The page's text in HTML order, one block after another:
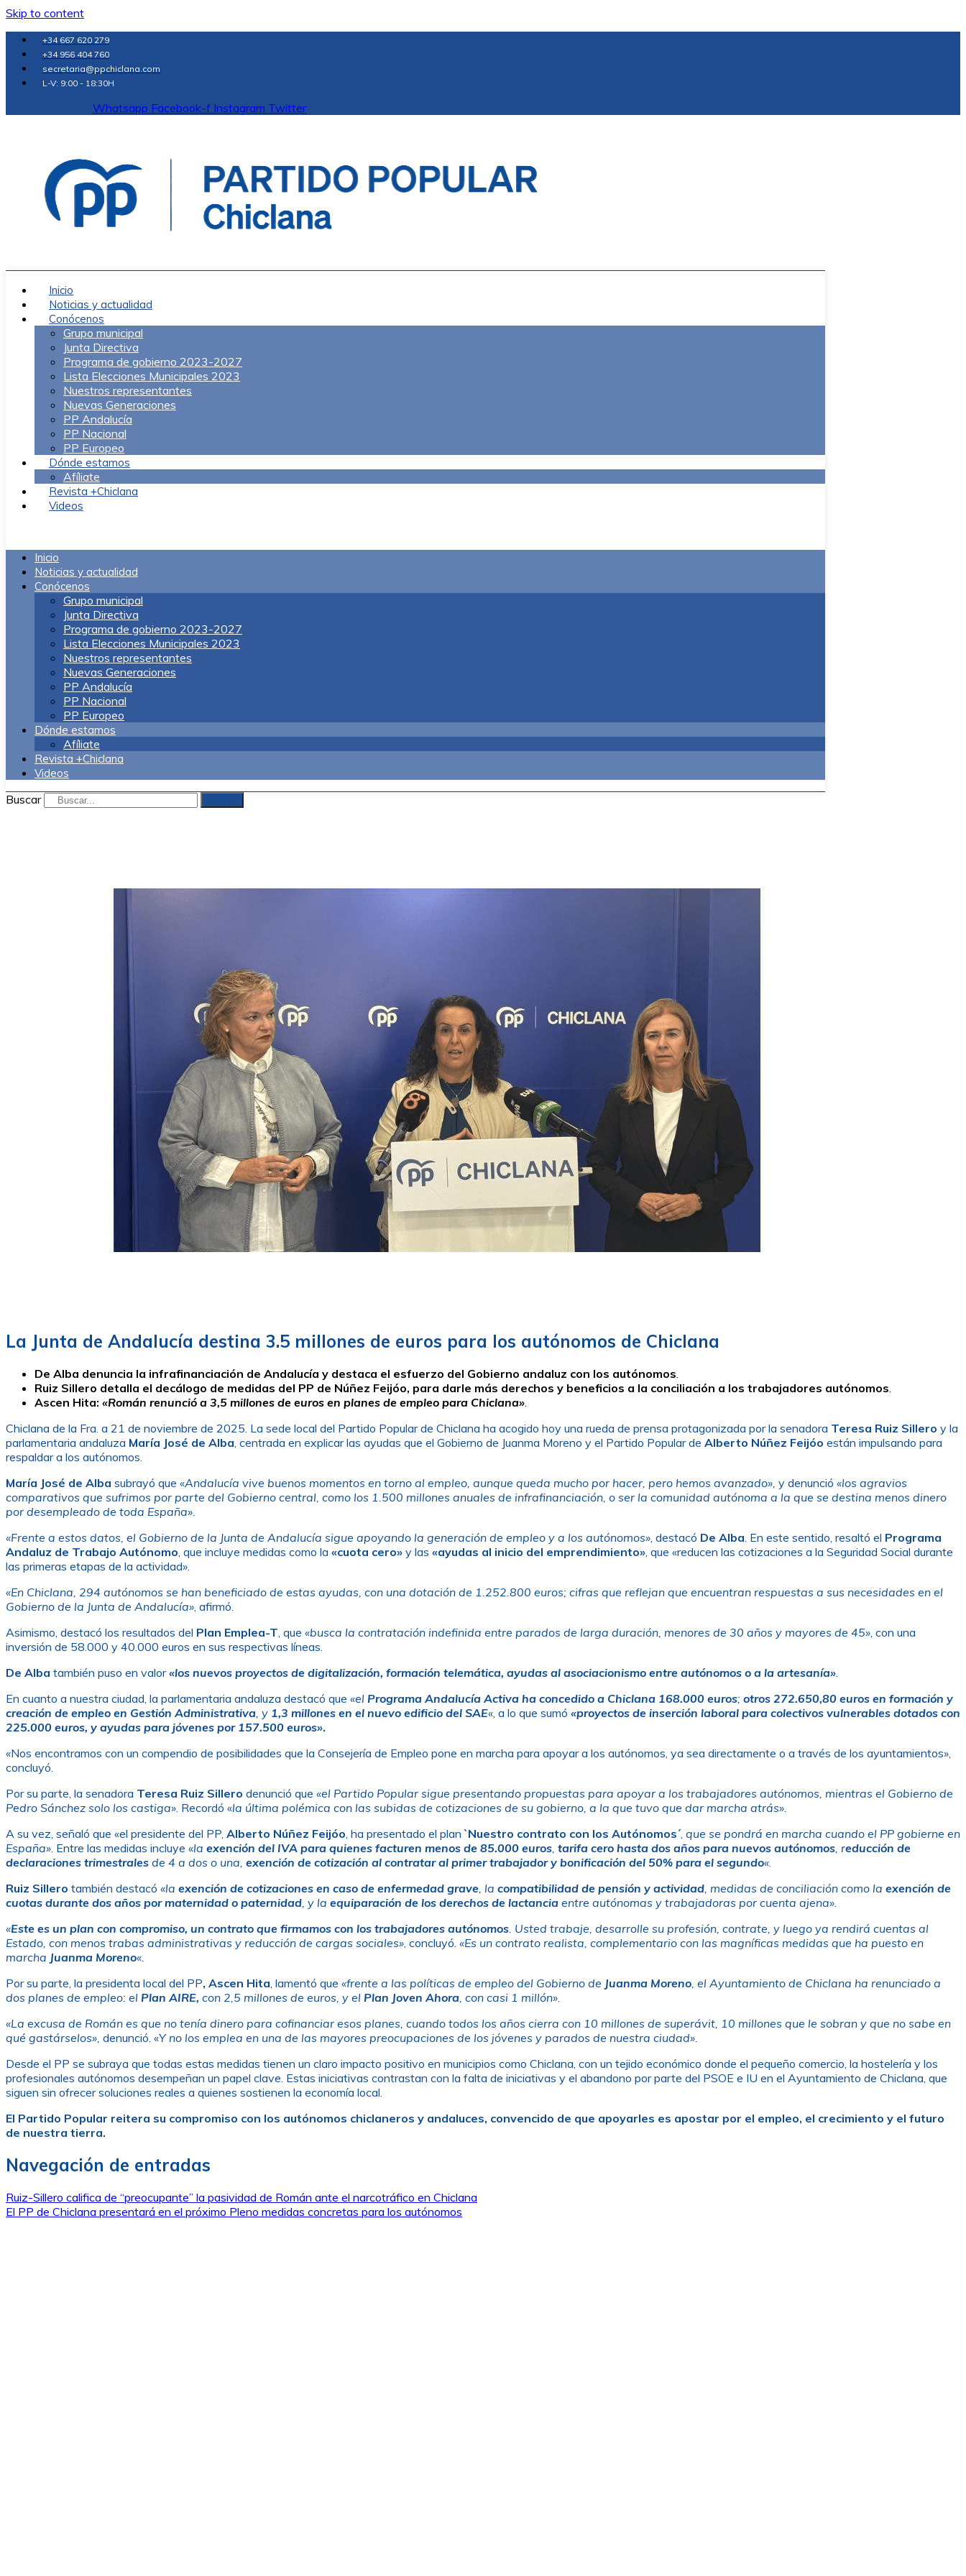
Skip to content
+34 667 620 279
+34 956 404 760
secretaria@ppchiclana.com
L-V: 9:00 - 18:30H
Whatsapp Facebook-f Instagram Twitter
Inicio
Noticias y actualidad
Conócenos
Grupo municipal
Junta Directiva
Programa de gobierno 2023-2027
Lista Elecciones Municipales 2023
Nuestros representantes
Nuevas Generaciones
PP Andalucía
PP Nacional
PP Europeo
Dónde estamos
Afíliate
Revista +Chiclana
Videos
Inicio
Noticias y actualidad
Conócenos
Grupo municipal
Junta Directiva
Programa de gobierno 2023-2027
Lista Elecciones Municipales 2023
Nuestros representantes
Nuevas Generaciones
PP Andalucía
PP Nacional
PP Europeo
Dónde estamos
Afíliate
Revista +Chiclana
Videos
Buscar
La Junta de Andalucía destina 3.5 millones de euros para los autónomos de Chiclana
De Alba denuncia la infrafinanciación de Andalucía y destaca el esfuerzo del Gobierno andaluz con los autónomos
Ruiz Sillero detalla el decálogo de medidas del PP de Núñez Feijóo, para darle más derechos y beneficios a la conciliación a los trabajadores autónomos
Ascen Hita: «Román renunció a 3,5 millones de euros en planes de empleo para Chiclana»
Chiclana de la Fra. a 21 de noviembre de 2025. La sede local del Partido Popular de Chiclana ha acogido hoy una rueda de prensa protagonizada por la senadora Teresa Ruiz Sillero y la
parlamentaria andaluza María José de Alba , centrada en explicar las ayudas que el Gobierno de Juanma Moreno y el Partido Popular de Alberto Núñez Feijóo están impulsando para
respaldar a los autónomos.
María José de Alba subrayó que «Andalucía vive buenos momentos en torno al empleo, aunque queda mucho por hacer, pero hemos avanzado», y denunció «los agravios
comparativos que sufrimos por parte del Gobierno central, como los 1.500 millones anuales de infrafinanciación, o ser la comunidad autónoma a la que se destina menos dinero
por desempleado de toda España».
«Frente a estos datos, el Gobierno de la Junta de Andalucía sigue apoyando la generación de empleo y a los autónomos» , destacó De Alba . En este sentido, resaltó el Programa
Andaluz de Trabajo Autónomo , que incluye medidas como la «cuota cero» y las «ayudas al inicio del emprendimiento» , que «reducen las cotizaciones a la Seguridad Social durante
las primeras etapas de la actividad».
«En Chiclana, 294 autónomos se han beneficiado de estas ayudas, con una dotación de 1.252.800 euros; cifras que reflejan que encuentran respuestas a sus necesidades en el
Gobierno de la Junta de Andalucía» , afirmó.
Asimismo, destacó los resultados del Plan Emplea-T , que «busca la contratación indefinida entre parados de larga duración, menores de 30 años y mayores de 45» , con una
inversión de 58.000 y 40.000 euros en sus respectivas líneas.
De Alba también puso en valor«los nuevos proyectos de digitalización, formación telemática, ayudas al asociacionismo entre autónomos o a la artesanía»
En cuanto a nuestra ciudad, la parlamentaria andaluza destacó que «el Programa Andalucía Activa ha concedido a Chiclana 168.000 euros; otros 272.650,80 euros en formación y
creación de empleo en Gestión Administrativa , y 1,3 millones en el nuevo edificio del SAE« , a lo que sumó «proyectos de inserción laboral para colectivos vulnerables dotados con
225.000 euros, y ayudas para jóvenes por 157.500 euros».
«Nos encontramos con un compendio de posibilidades que la Consejería de Empleo pone en marcha para apoyar a los autónomos, ya sea directamente o a través de los ayuntamientos»,
concluyó.
Por su parte, la senadora Teresa Ruiz Sillero denunció que «el Partido Popular sigue presentando propuestas para apoyar a los trabajadores autónomos, mientras el Gobierno de
Pedro Sánchez solo los castiga» . Recordó «la última polémica con las subidas de cotizaciones de su gobierno, a la que tuvo que dar marcha atrás».
A su vez, señaló que «el presidente del PP, Alberto Núñez Feijóo , ha presentado el plan`Nuestro contrato con los Autónomos´, que se pondrá en marcha cuando el PP gobierne en
España» . Entre las medidas incluye «la exención del IVA para quienes facturen menos de 85.000 euros tarifa cero hasta dos años para nuevos autónomos , reducción de
declaraciones trimestrales de 4 a dos o una, exención de cotización al contratar al primer trabajador y bonificación del 50% para el segundo«
Ruiz Sillero también destacó «la exención de cotizaciones en caso de enfermedad grave , la compatibilidad de pensión y actividad , medidas de conciliación como la exención de
cuotas durante dos años por maternidad o paternidad , y la equiparación de los derechos de lactancia entre autónomas y trabajadoras por cuenta ajena»
«Este es un plan con compromiso, un contrato que firmamos con los trabajadores autónomos . Usted trabaje, desarrolle su profesión, contrate, y luego ya rendirá cuentas al
Estado, con menos trabas administrativas y reducción de cargas sociales» , concluyó. «Es un contrato realista, complementario con las magníficas medidas que ha puesto en
marcha Juanma Moreno«.
Por su parte, la presidenta local del PP, Ascen Hita , lamentó que «frente a las políticas de empleo del Gobierno de Juanma Moreno , el Ayuntamiento de Chiclana ha renunciado a
dos planes de empleo: el Plan AIRE, con 2,5 millones de euros, y el Plan Joven Ahora , con casi 1 millón»
«La excusa de Román es que no tenía dinero para cofinanciar esos planes, cuando todos los años cierra con 10 millones de superávit, 10 millones que le sobran y que no sabe en
qué gastárselos», denunció. «Y no los emplea en una de las mayores preocupaciones de los jóvenes y parados de nuestra ciudad».
Desde el PP se subraya que todas estas medidas tienen un claro impacto positivo en municipios como Chiclana, con un tejido económico donde el pequeño comercio, la hostelería y los
profesionales autónomos desempeñan un papel clave. Estas iniciativas contrastan con la falta de iniciativas y el abandono por parte del PSOE e IU en el Ayuntamiento de Chiclana, que
siguen sin ofrecer soluciones reales a quienes sostienen la economía local.
El Partido Popular reitera su compromiso con los autónomos chiclaneros y andaluces, convencido de que apoyarles es apostar por el empleo, el crecimiento y el futuro
de nuestra tierra.
Navegación de entradas
Ruiz-Sillero califica de “preocupante” la pasividad de Román ante el narcotráfico en Chiclana
El PP de Chiclana presentará en el próximo Pleno medidas concretas para los autónomos